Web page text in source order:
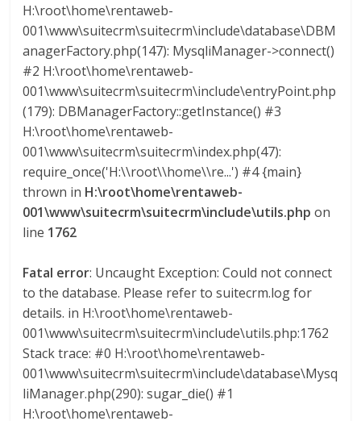
n
a
r
a
e
n
B
o
H:\root\home\rentaweb-
001\www\suitecrm\suitecrm\include\database\DBM
anagerFactory.php(147): MysqliManager->connect()
#2 H:\root\home\rentaweb-
001\www\suitecrm\suitecrm\include\entryPoint.php
(179): DBManagerFactory::getInstance() #3
H:\root\home\rentaweb-
001\www\suitecrm\suitecrm\index.php(47):
require_once('H:\\root\\home\\re...') #4 {main}
thrown in H:\root\home\rentaweb-
001\www\suitecrm\suitecrm\include\utils.php on
line 1762
Fatal error: Uncaught Exception: Could not connect
to the database. Please refer to suitecrm.log for
details. in H:\root\home\rentaweb-
001\www\suitecrm\suitecrm\include\utils.php:1762
Stack trace: #0 H:\root\home\rentaweb-
001\www\suitecrm\suitecrm\include\database\Mysq
liManager.php(290): sugar_die() #1
H:\root\home\rentaweb-